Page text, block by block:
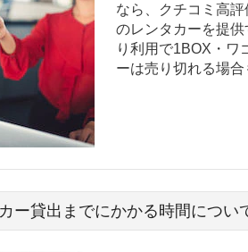
なら、クチコミ高
のレンタカーを提
り利用で1BOX・ワ
ーは売り切れる場合
ー貸出までにかかる時間につい